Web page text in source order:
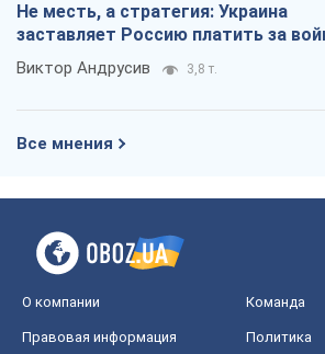
Не месть, а стратегия: Украина
заставляет Россию платить за
Виктор Андрусив 3,8 т.
Все мнения
О компании Команда
Правовая информация
Политика